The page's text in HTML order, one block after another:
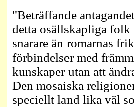
"Beträffande
detta osällskapliga folk
snarare än romarnas
förbindelser med
kunskaper utan att
Den mosaiska
speciellt land lika väl